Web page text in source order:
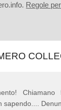
Regole
Chiamano
sapendo....